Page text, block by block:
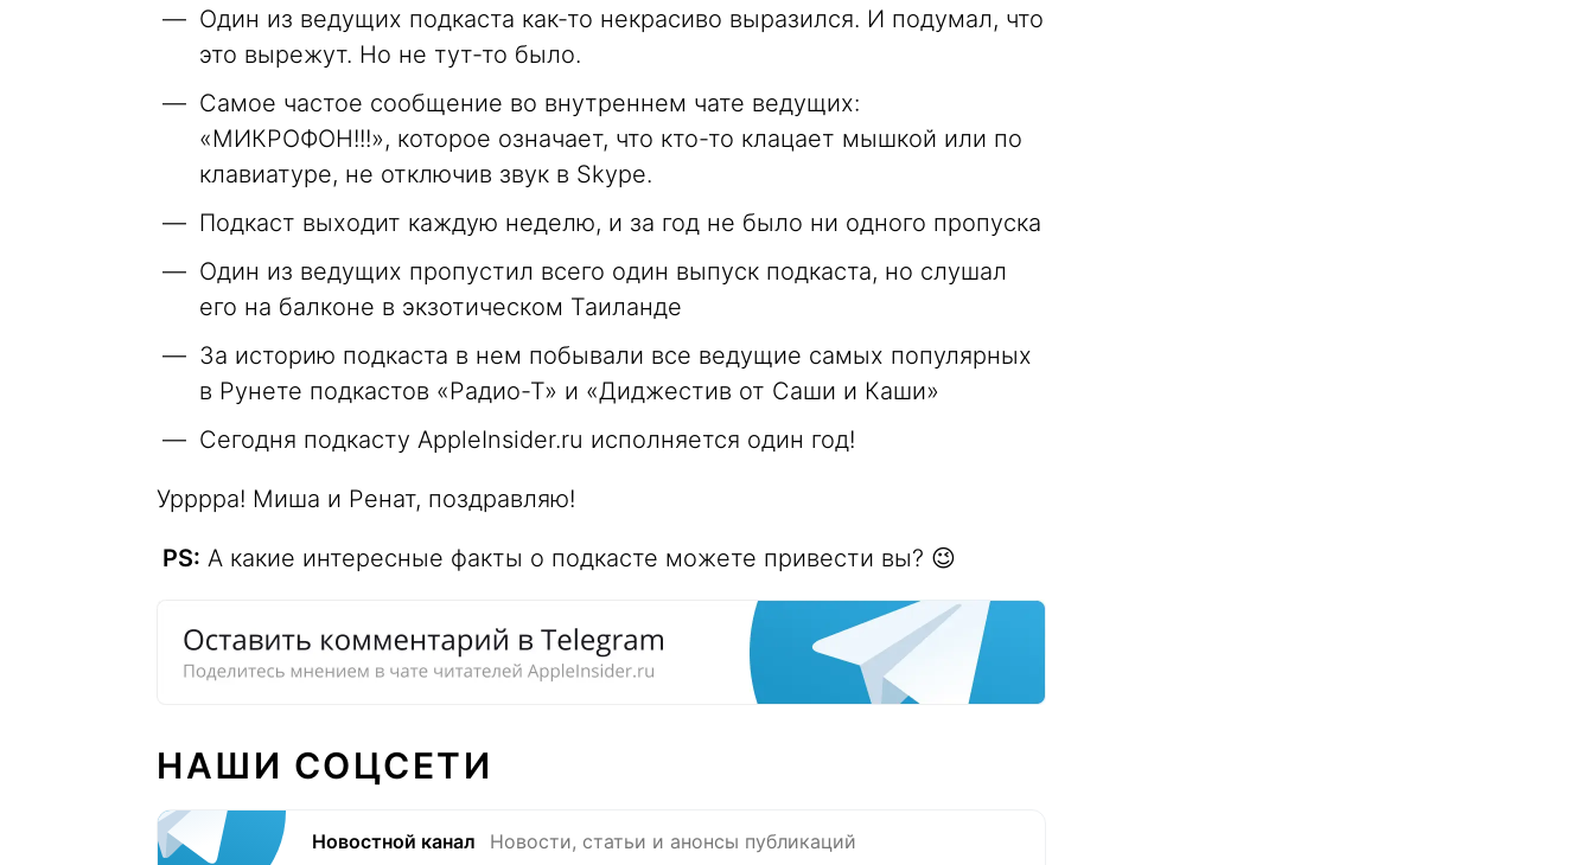
Один из ведущих подкаста как-то некрасиво выразился. И подумал, что
это вырежут. Но не тут-то было.
Самое частое сообщение во внутреннем чате ведущих:
«МИКРОФОН!!!», которое означает, что кто-то клацает мышкой или по
клавиатуре, не отключив звук в Skype.
Подкаст выходит каждую неделю, и за год не было ни одного пропуска
Один из ведущих пропустил всего один выпуск подкаста, но слушал
его на балконе в экзотическом Таиланде
За историю подкаста в нем побывали все ведущие самых популярных
в Рунете подкастов «Радио-Т» и «Диджестив от Саши и Каши»
Сегодня подкасту AppleInsider.ru исполняется один год!
Урррра! Миша и Ренат, поздравляю!
PS: А какие интересные факты о подкасте можете привести вы? 😉
НАШИ СОЦСЕТИ
Новостной канал Новости, статьи и анонсы публикаций